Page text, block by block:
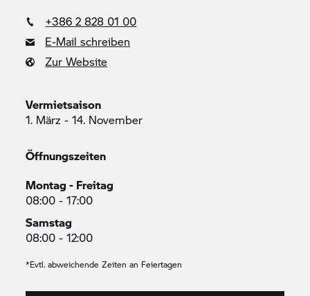
+386 2 828 01 00
E-Mail schreiben
Zur Website
Vermietsaison
1. März - 14. November
Öffnungszeiten
Montag - Freitag
08:00 - 17:00
Samstag
08:00 - 12:00
*Evtl. abweichende Zeiten an Feiertagen